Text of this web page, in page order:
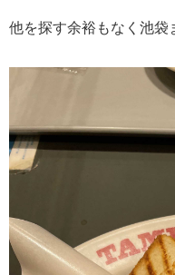
他を探す余裕もなく池袋